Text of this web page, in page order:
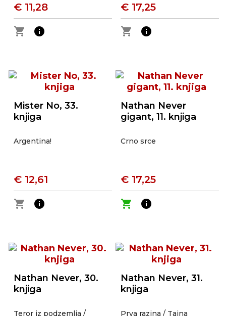
€ 11,28
shopping_cart
info
€ 17,25
shopping_cart
info
Mister No, 33.
knjiga
Argentina!
€ 12,61
shopping_cart
info
Nathan Never
gigant, 11. knjiga
Crno srce
€ 17,25
shopping_cart
info
Nathan Never, 30.
knjiga
Teror iz podzemlja /
Nathan Never, 31.
knjiga
Prva razina / Tajna